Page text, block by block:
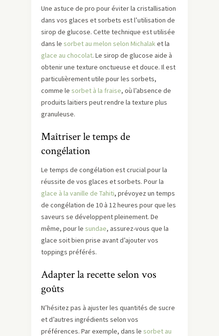
Une astuce de pro pour éviter la cristallisation
dans vos glaces et sorbets est l’utilisation de
sirop de glucose. Cette technique est utilisée
dans le sorbet au melon selon Michalaket la
glace au chocolat. Le sirop de glucose aide à
obtenir une texture onctueuse et douce. Il est
particulièrement utile pour les sorbets,
comme le sorbet à la fraise, où l’absence de
produits laitiers peut rendre la texture plus
granuleuse.
Maîtriser le temps de
congélation
Le temps de congélation est crucial pour la
réussite de vos glaces et sorbets. Pour la
glace à la vanille de Tahiti, prévoyez un temps
de congélation de 10 à 12 heures pour que les
saveurs se développent pleinement. De
même, pour le sundae, assurez-vous que la
glace soit bien prise avant d’ajouter vos
toppings préférés.
Adapter la recette selon vos
goûts
N’hésitez pas à ajuster les quantités de sucre
et d’autres ingrédients selon vos
préférences. Par exemple, dans le sorbet au